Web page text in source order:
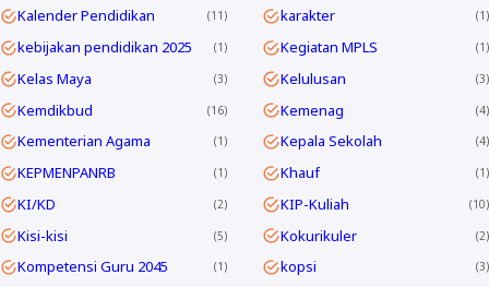
Kalender Pendidikan 11 karakter 1
kebijakan pendidikan 2025 1 Kegiatan MPLS 1
Kelas Maya 3 Kelulusan 3
Kemdikbud 16 Kemenag 4
Kementerian Agama 1 Kepala Sekolah 4
KEPMENPANRB 1 Khauf 1
KI/KD 2 KIP-Kuliah 10
Kisi-kisi 5 Kokurikuler 2
Kompetensi Guru 2045 1 kopsi 3